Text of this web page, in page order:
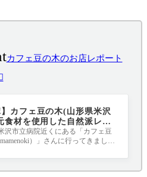
カフェ豆の木のお店レポート
】カフェ豆の木(山形県米沢
食材を使用した自然派レス
フェ
沢市立病院近くにある「カフェ豆
）」さんに行ってきまし